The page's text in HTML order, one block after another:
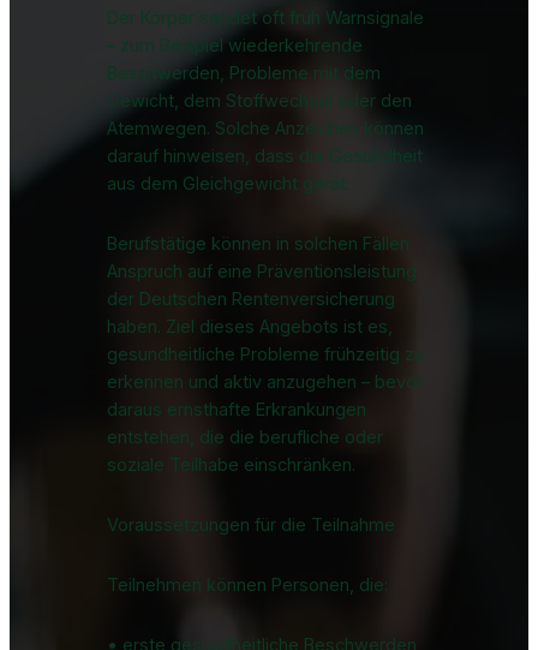
Der Körper sendet oft früh Warnsignale
– zum Beispiel wiederkehrende
Beschwerden, Probleme mit dem
Gewicht, dem Stoffwechsel oder den
Atemwegen. Solche Anzeichen können
darauf hinweisen, dass die Gesundheit
aus dem Gleichgewicht gerät.
Berufstätige können in solchen Fällen
Anspruch auf eine Präventionsleistung
der Deutschen Rentenversicherung
haben. Ziel dieses Angebots ist es,
gesundheitliche Probleme frühzeitig zu
erkennen und aktiv anzugehen – bevor
daraus ernsthafte Erkrankungen
entstehen, die die berufliche oder
soziale Teilhabe einschränken.
Voraussetzungen für die Teilnahme
Teilnehmen können Personen, die:
• erste gesundheitliche Beschwerden